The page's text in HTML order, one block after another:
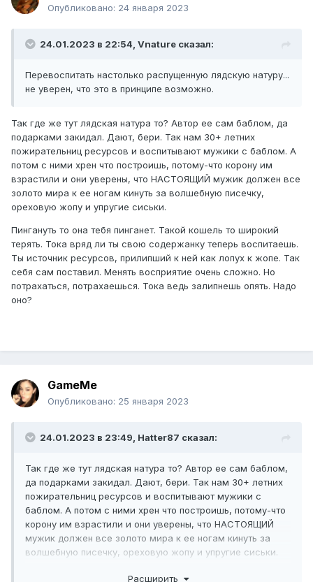
Опубликовано: 24 января 2023
24.01.2023 в 22:54, Vnature сказал:
Перевоспитать настолько распущенную лядскую натуру...
не уверен, что это в принципе возможно.
Так где же тут лядская натура то? Автор ее сам баблом, да
подарками закидал. Дают, бери. Так нам 30+ летних
пожирательниц ресурсов и воспитывают мужики с баблом. А
потом с ними хрен что построишь, потому-что корону им
взрастили и они уверены, что НАСТОЯЩИЙ мужик должен все
золото мира к ее ногам кинуть за волшебную писечку,
ореховую жопу и упругие сиськи.
Пингануть то она тебя пинганет. Такой кошель то широкий
терять. Тока вряд ли ты свою содержанку теперь воспитаешь.
Ты источник ресурсов, прилипший к ней как лопух к жопе. Так
себя сам поставил. Менять восприятие очень сложно. Но
потрахаться, потрахаешься. Тока ведь залипнешь опять. Надо
оно?
GameMe
Опубликовано: 25 января 2023
24.01.2023 в 23:49, Hatter87 сказал:
Так где же тут лядская натура то? Автор ее сам баблом,
да подарками закидал. Дают, бери. Так нам 30+ летних
пожирательниц ресурсов и воспитывают мужики с
баблом. А потом с ними хрен что построишь, потому-что
корону им взрастили и они уверены, что НАСТОЯЩИЙ
мужик должен все золото мира к ее ногам кинуть за
волшебную писечку, ореховую жопу и упругие сиськи.
Пингануть то она тебя пинганет. Такой кошель то
Расширить